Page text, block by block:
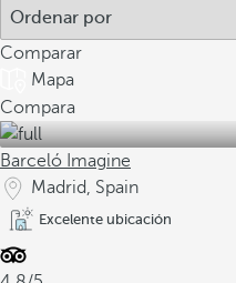
Comparar
Mapa
Compara
Barceló Imagine
Madrid, Spain
Excelente ubicación